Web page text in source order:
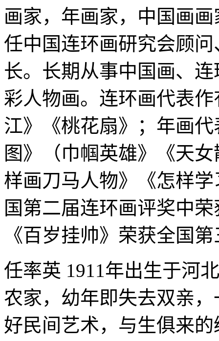
画家，年画家，中国画
任中国连环画研究会顾
长。长期从事中国画、
彩人物画。连环画代表
江》《桃花扇》；年画
图》（巾帼英雄》《天
样画刀马人物》《怎样
国第二届连环画评奖中
《百岁挂帅》荣获全国
任率英 1911年出生于河
农家，幼年即失去双亲
好民间艺术，与生俱来